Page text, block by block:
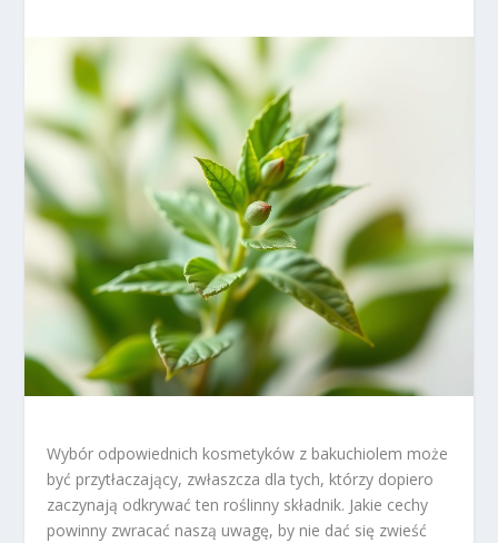
Wybór odpowiednich kosmetyków z bakuchiolem może
być przytłaczający, zwłaszcza dla tych, którzy dopiero
zaczynają odkrywać ten roślinny składnik. Jakie cechy
powinny zwracać naszą uwagę, by nie dać się zwieść